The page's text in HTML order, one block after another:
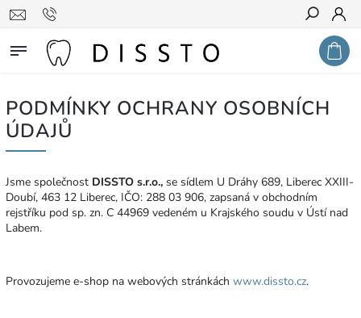
Hledat
PODMÍNKY OCHRANY OSOBNÍCH
ÚDAJŮ
Jsme společnost DISSTO s.r.o., se sídlem U Dráhy 689, Liberec XXIII-
Doubí, 463 12 Liberec, IČO: 288 03 906, zapsaná v obchodním
rejstříku pod sp. zn. C 44969 vedeném u Krajského soudu v Ústí nad
Labem.
Provozujeme e-shop na webových stránkách www.dissto.cz.